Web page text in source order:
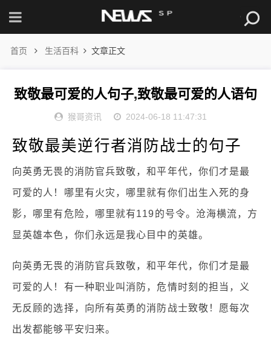
首页 生活百科 文章正文
致敬最可爱的人句子,致敬最可爱的人语句
猴哥资讯 2024-06-18 11:47:31
致敬最美逆行者消防战士的句子
向英勇无畏的消防官兵致敬，和平年代，你们才是最
可爱的人！哪里有火灾，哪里就有你们出生入死的身
影，哪里有危险，哪里就有119的号令。沧海横流，方
显英雄本色，你们永远是我心目中的英雄。
向英勇无畏的消防官兵致敬，和平年代，你们才是最
可爱的人！有一种职业叫消防，危情时刻的担当，义
无反顾的选择，向所有英勇的消防战士致敬！愿每次
出发都能够平安归来。